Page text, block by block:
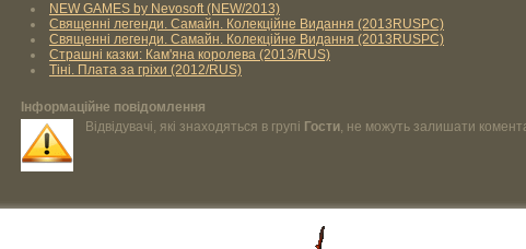
NEW GAMES by Nevosoft (NEW/2013)
Священні легенди. Самайн. Колекційне Видання (2013RUSPC)
Священні легенди. Самайн. Колекційне Видання (2013RUSPC)
Страшні казки: Кам'яна королева (2013/RUS)
Тіні. Плата за гріхи (2012/RUS)
Інформаційне повідомлення
Відвідувачі, які знаходяться в групі Гости, не можуть залишати